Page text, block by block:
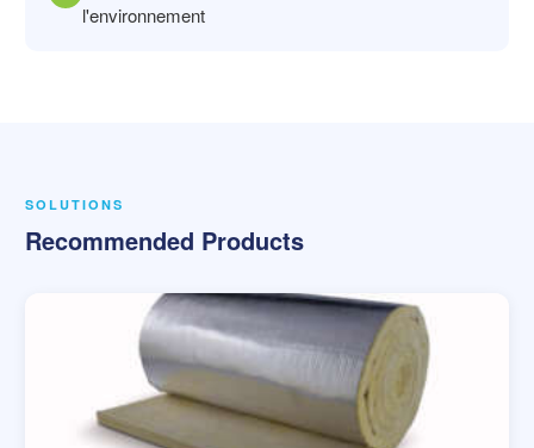
l'environnement
SOLUTIONS
Recommended Products